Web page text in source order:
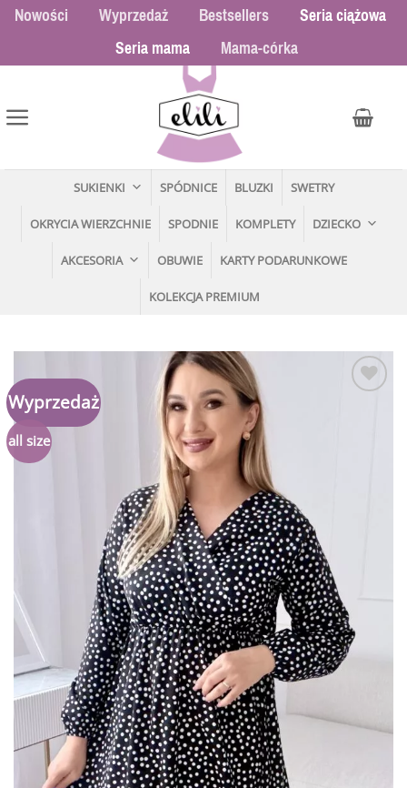
Przewiń
Nowości Wyprzedaż Bestsellers
Seria ciążowa
Seria mama
Mama-córka
SUKIENKI SPÓDNICE BLUZKI SWETRY
OKRYCIA WIERZCHNIE SPODNIE KOMPLETY DZIECKO
AKCESORIA OBUWIE KARTY PODARUNKOWE
KOLEKCJA PREMIUM
Wyprzedaż
all size